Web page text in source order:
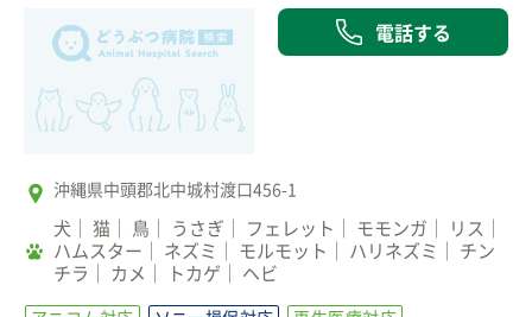
電話する
沖縄県中頭郡北中城村渡口456-1
犬 猫 鳥 うさぎ フェレット モモンガ
リス
ハムスター
ネズミ モルモット ハリネズミ
チン
チラ
カメ トカゲ ヘビ